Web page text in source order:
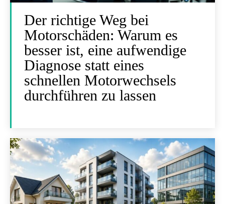
Der richtige Weg bei
Motorschäden: Warum es
besser ist, eine aufwendige
Diagnose statt eines
schnellen Motorwechsels
durchführen zu lassen